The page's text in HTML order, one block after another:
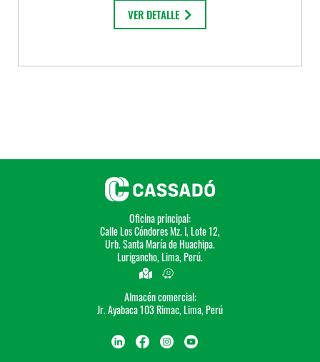
VER DETALLE
Oficina principal:
Calle Los Cóndores Mz. I, Lote 12,
Urb. Santa María de Huachipa.
Lurigancho, Lima, Perú.
Almacén comercial:
Jr. Ayabaca 103 Rimac, Lima, Perú